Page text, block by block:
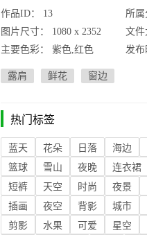
作品ID： 13 所属
图片尺寸：
1080 x 2352 文件
主要色彩：
紫色,红色 发布
露肩 鲜花 窗边
热门标签
蓝天 花朵 日落 海边
篮球
雪山 夜晚 连衣裙
短裤
天空 时尚 夜景
插画
夜空 背影 城市
剪影
水果 可爱 星空